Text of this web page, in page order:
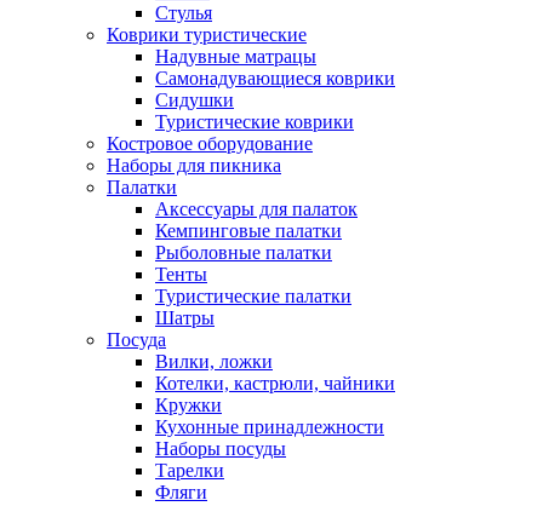
Стулья
Коврики туристические
Надувные матрацы
Самонадувающиеся коврики
Сидушки
Туристические коврики
Костровое оборудование
Наборы для пикника
Палатки
Аксессуары для палаток
Кемпинговые палатки
Рыболовные палатки
Тенты
Туристические палатки
Шатры
Посуда
Вилки, ложки
Котелки, кастрюли, чайники
Кружки
Кухонные принадлежности
Наборы посуды
Тарелки
Фляги